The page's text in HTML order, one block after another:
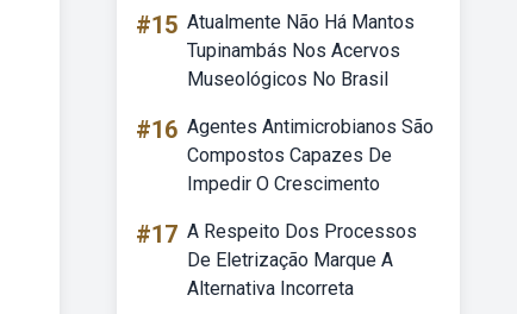
#15 Atualmente Não Há Mantos
Tupinambás Nos Acervos
Museológicos No Brasil
#16 Agentes Antimicrobianos São
Compostos Capazes De
Impedir O Crescimento
#17 A Respeito Dos Processos
De Eletrização Marque A
Alternativa Incorreta